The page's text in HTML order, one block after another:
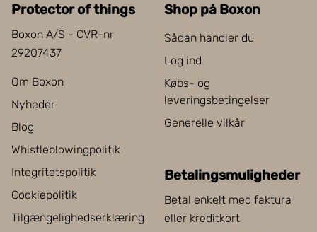
Protector of things
Boxon A/S - CVR-nr
29207437
Om Boxon
Nyheder
Blog
Whistleblowingpolitik
Integritetspolitik
Cookiepolitik
Tilgængelighedserklæring
Shop på Boxon
Sådan handler du
Log ind
Købs- og
leveringsbetingelser
Generelle vilkår
Betalingsmuligheder
Betal enkelt med faktura
eller kreditkort